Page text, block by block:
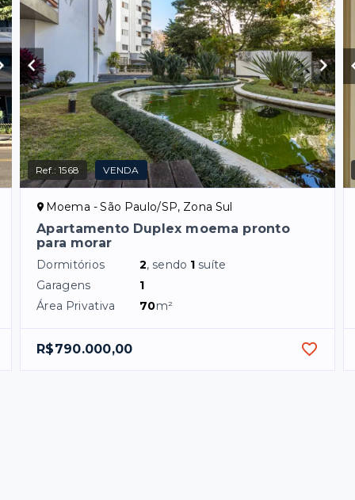
Ref.:1568 VENDA
Moema - São Paulo/SP, Zona Sul
Apartamento Duplex moema pronto
para morar
Dormitórios 2, sendo 1 suíte
Garagens
1
Área Privativa
70m²
R$790.000,00